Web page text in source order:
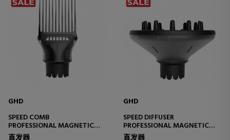
GHD
SPEED COMB
PROFESSIONAL MAGNETIC
NOZZLE WITH COMB
GHD
SPEED DIFFUSER
PROFESSIONAL MAGNETIC
DIFFUSER FOR CURLS